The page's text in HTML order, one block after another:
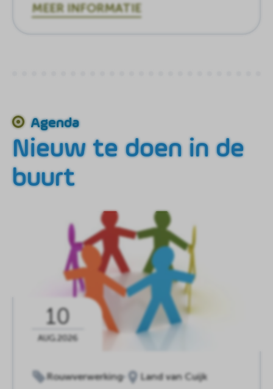
MEER INFORMATIE
Agenda
Nieuw te doen in de
buurt
10
AUG.2026
Rouwverwerking Land van Cuijk